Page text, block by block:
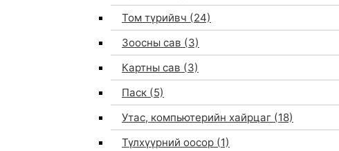
Том түрийвч (24)
Зоосны сав (3)
Картны сав (3)
Паск (5)
Утас, компьютерийн хайрцаг (18)
Түлхүүрний оосор (1)